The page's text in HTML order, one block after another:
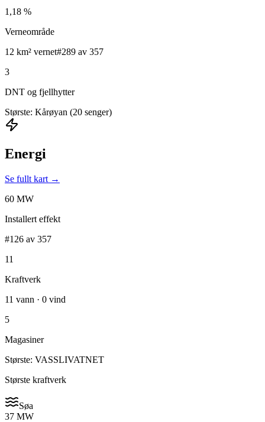
1,18 %
Verneområde
12 km² vernet#289 av 357
3
DNT og fjellhytter
Største: Kårøyan (20 senger)
Energi
Se fullt kart →
60 MW
Installert effekt
#126 av 357
11
Kraftverk
11 vann · 0 vind
5
Magasiner
Største: VASSLIVATNET
Største kraftverk
Søa
37 MW